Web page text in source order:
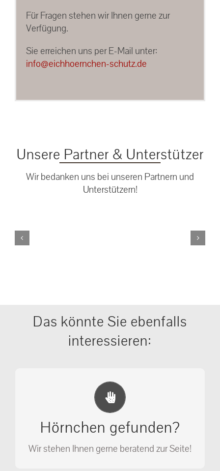
Für Fragen stehen wir Ihnen gerne zur
Verfügung.
Sie erreichen uns per E-Mail unter:
info@eichhoernchen-schutz.de
Unsere Partner & Unterstützer
Wir bedanken uns bei unseren Partnern und
Unterstützern!
Das könnte Sie ebenfalls
interessieren:
Hörnchen gefunden?
Wir stehen Ihnen gerne beratend zur Seite!
Erste Hilfe Maßnahmen
Ihr Anruf kann Leben retten!